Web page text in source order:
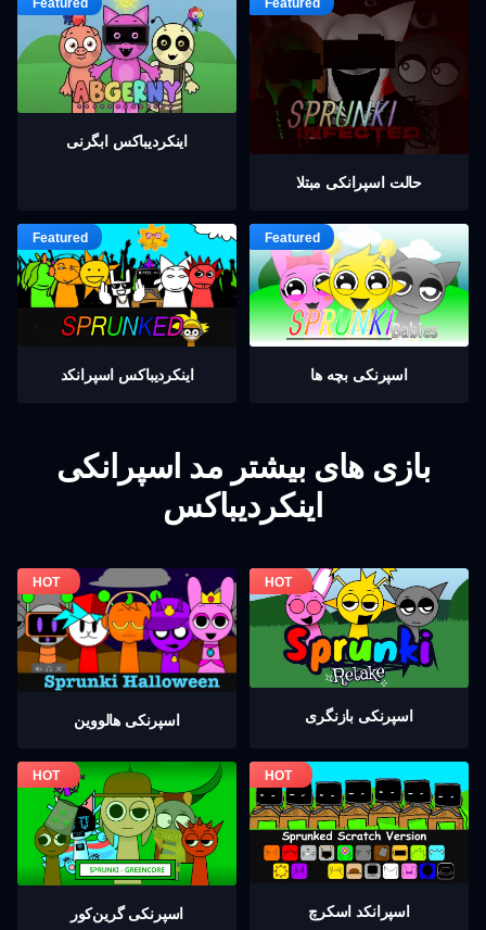
اینکردیباكس ابگرنی
حالت اسپرانکی مبتلا
اینکردیباكس اسپرانکد اسپرنکی بچه ها
بازی های بیشتر مد اسپرانکی
اینکردیباکس
اسپرنکی هالووین اسپرنکی بازنگری
اسپرنکی گرين‌كور اسپرانکد اسکرچ